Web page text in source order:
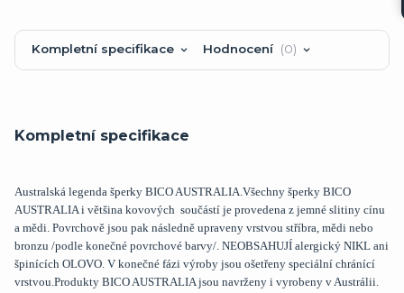
Kompletní specifikace Hodnocení 0
Kompletní specifikace
Australská legenda šperky BICO AUSTRALIA.Všechny šperky BICO
AUSTRALIA i většina kovových součástí je provedena z jemné slitiny cínu
a mědi. Povrchově jsou pak následně upraveny vrstvou stříbra, mědi nebo
bronzu /podle konečné povrchové barvy/. NEOBSAHUJÍ alergický NIKL ani
špinících OLOVO. V konečné fázi výroby jsou ošetřeny speciální chránící
vrstvou.Produkty BICO AUSTRALIA jsou navrženy i vyrobeny v Austrálii.